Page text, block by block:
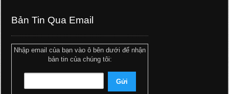
Bản Tin Qua Email
Nhập email của bạn vào ô bên dưới để nhận
bản tin của chúng tôi: